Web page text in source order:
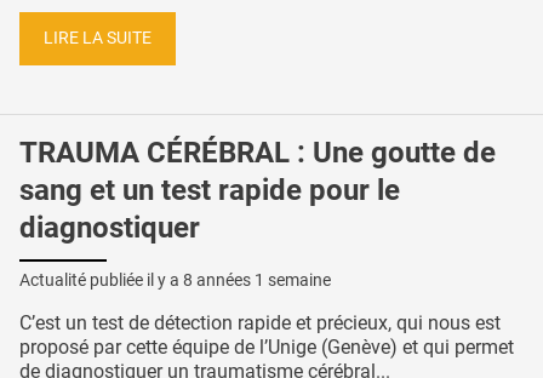
LIRE LA SUITE
TRAUMA CÉRÉBRAL : Une goutte de
sang et un test rapide pour le
diagnostiquer
Actualité publiée il y a 8 années 1 semaine
C’est un test de détection rapide et précieux, qui nous est
proposé par cette équipe de l’Unige (Genève) et qui permet
de diagnostiquer un traumatisme cérébral...